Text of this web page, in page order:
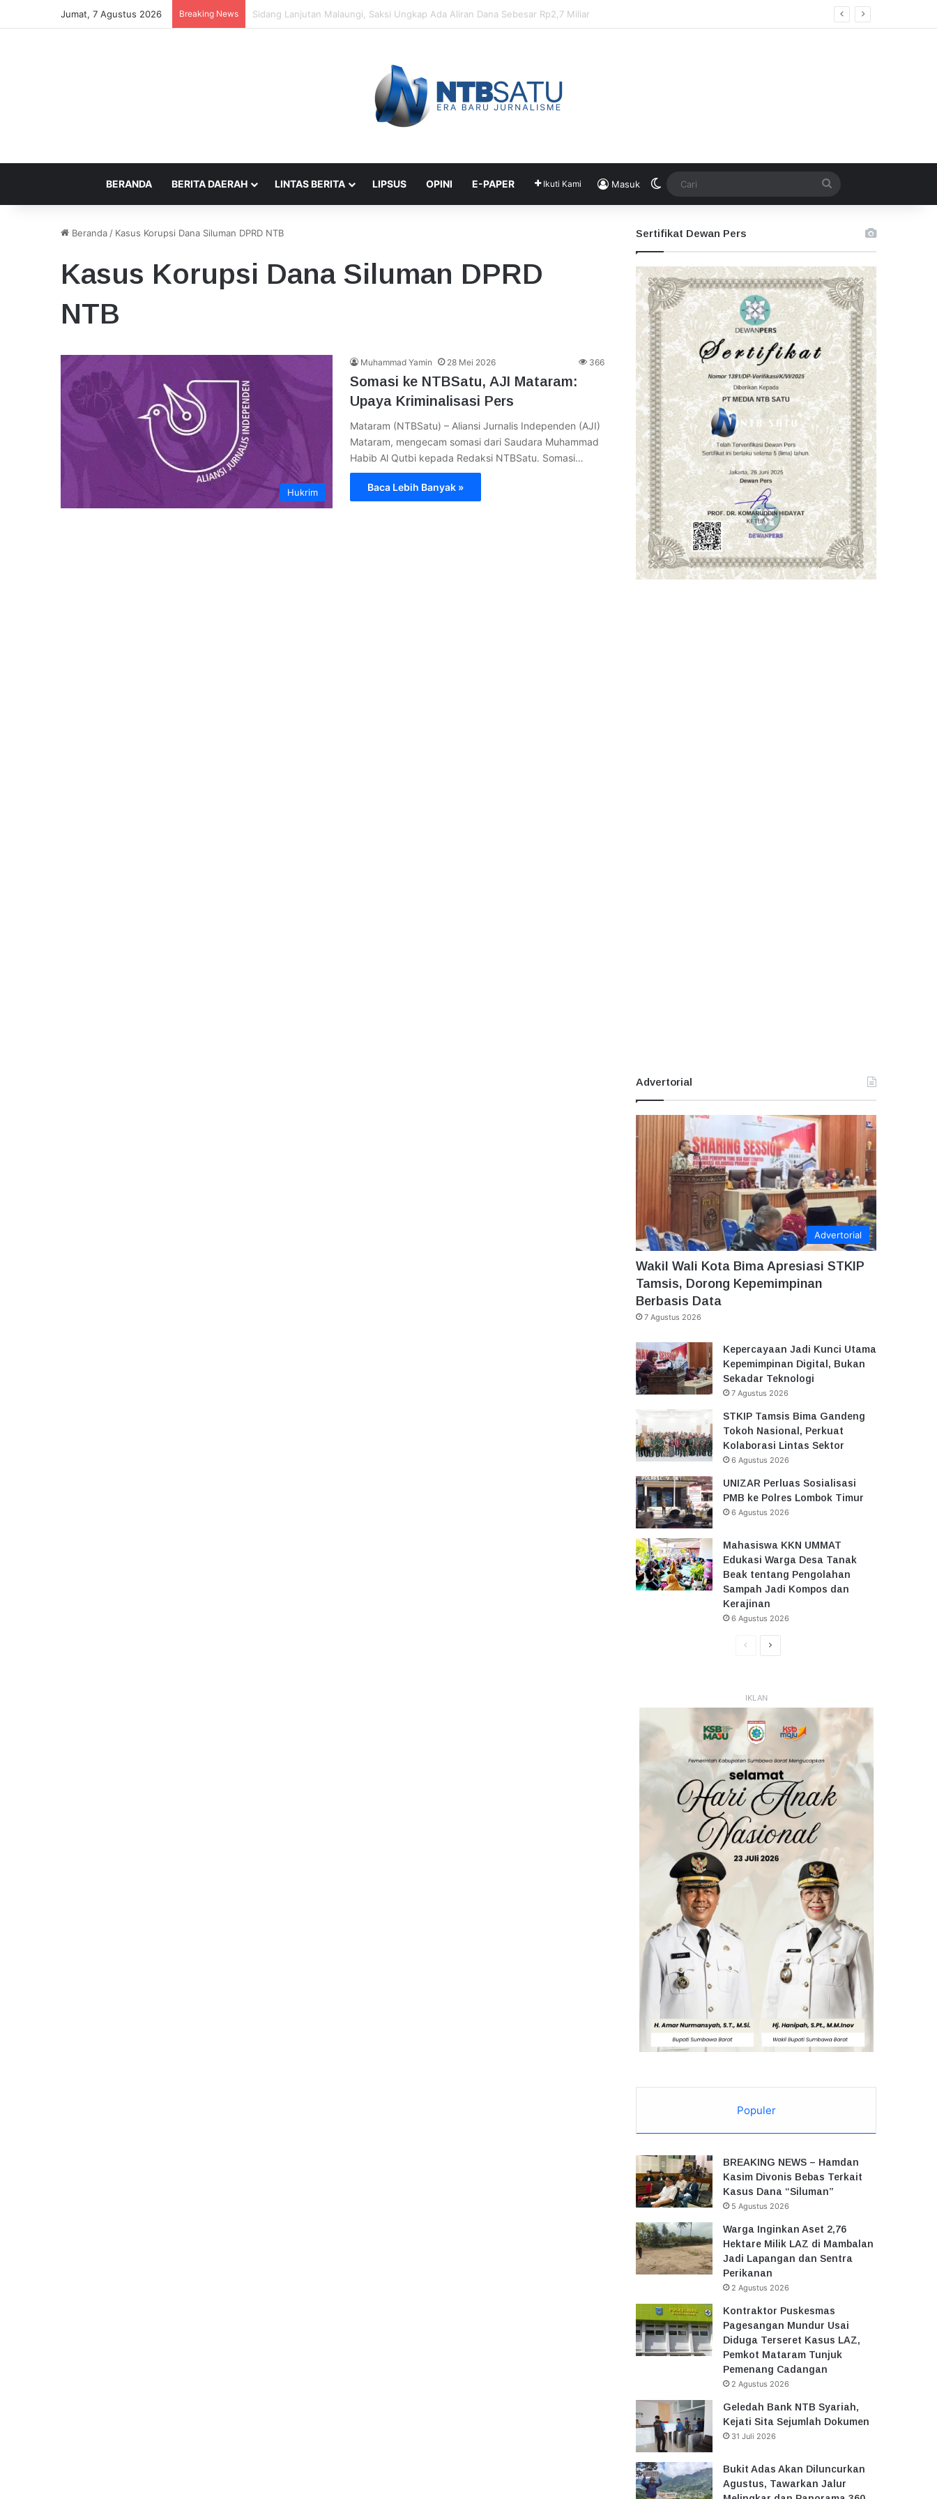
Jumat, 7 Agustus 2026 Breaking News Beda Tempat Penahanan Didik dan Malaungi, Kejari Bima: Alasan Keamanan
BERANDA BERITA DAERAH LINTAS BERITA LIPSUS OPINI E-PAPER Ikuti Kami Masuk Switch skin
Beranda / Kasus Korupsi Dana Siluman DPRD NTB
Kasus Korupsi Dana Siluman DPRD
NTB
Hukrim
Muhammad Yamin 28 Mei 2026 366
Somasi ke NTBSatu, AJI Mataram:
Upaya Kriminalisasi Pers
Mataram (NTBSatu) – Aliansi Jurnalis Independen (AJI)
Mataram, mengecam somasi dari Saudara Muhammad
Habib Al Qutbi kepada Redaksi NTBSatu. Somasi…
Baca Lebih Banyak »
Sertifikat Dewan Pers
Advertorial
Advertorial
Wakil Wali Kota Bima Apresiasi STKIP
Tamsis, Dorong Kepemimpinan
Berbasis Data
7 Agustus 2026
Kepercayaan Jadi Kunci Utama
Kepemimpinan Digital, Bukan
Sekadar Teknologi
7 Agustus 2026
STKIP Tamsis Bima Gandeng
Tokoh Nasional, Perkuat
Kolaborasi Lintas Sektor
6 Agustus 2026
UNIZAR Perluas Sosialisasi
PMB ke Polres Lombok Timur
6 Agustus 2026
Mahasiswa KKN UMMAT
Edukasi Warga Desa Tanak
Beak tentang Pengolahan
Sampah Jadi Kompos dan
Kerajinan
6 Agustus 2026
HalamanHalaman
IKLAN
Populer
BREAKING NEWS – Hamdan
Kasim Divonis Bebas Terkait
Kasus Dana “Siluman”
5 Agustus 2026
Warga Inginkan Aset 2,76
Hektare Milik LAZ di Mambalan
Jadi Lapangan dan Sentra
Perikanan
2 Agustus 2026
Kontraktor Puskesmas
Pagesangan Mundur Usai
Diduga Terseret Kasus LAZ,
Pemkot Mataram Tunjuk
Pemenang Cadangan
2 Agustus 2026
Geledah Bank NTB Syariah,
Kejati Sita Sejumlah Dokumen
31 Juli 2026
Bukit Adas Akan Diluncurkan
Agustus, Tawarkan Jalur